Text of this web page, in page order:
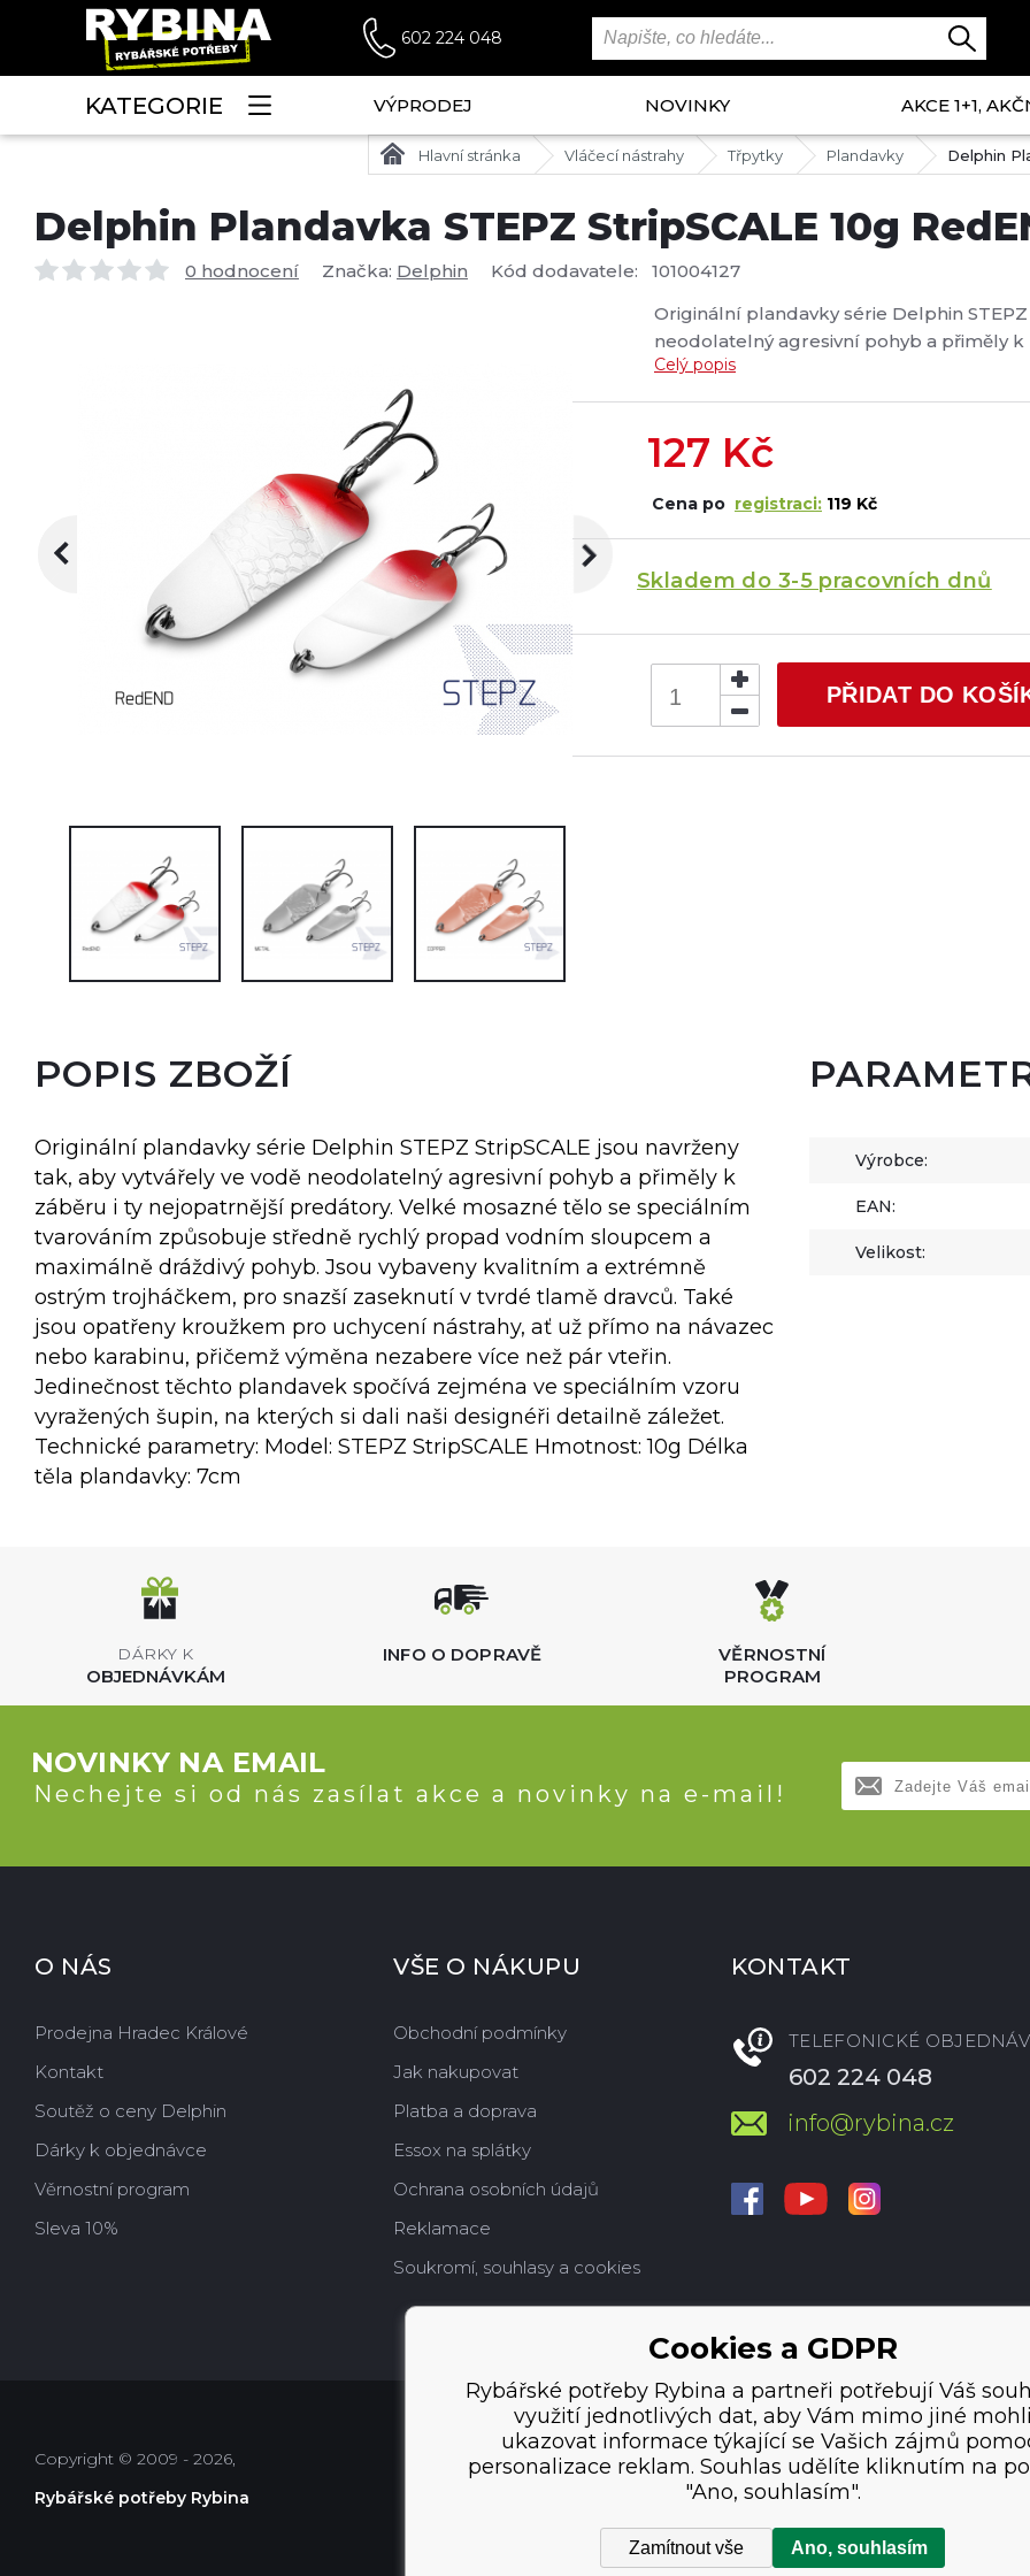
602 224 048
KATEGORIE VÝPRODEJ NOVINKY AKCE 1+1,
Hlavní stránka Vláčecí nástrahy Třpytky Plandavky Delphin
Delphin Plandavka STEPZ StripSCALE 10g
0 hodnocení Značka: Delphin Kód dodavatele: 101004127
Originální plandavky série Delphin
neodolatelný agresivní pohyb a přiměly
tělo se speciálním tvarováním
maximálně dráždivý pohyb. Jsou
Celý popis
127 Kč
Cena po registraci: 119 Kč
Skladem do 3-5 pracovních dnů
PŘIDAT DO
POPIS ZBOŽÍ
Originální plandavky série Delphin STEPZ StripSCALE jsou navrženy
tak, aby vytvářely ve vodě neodolatelný agresivní pohyb a přiměly k
záběru i ty nejopatrnější predátory. Velké mosazné tělo se speciálním
tvarováním způsobuje středně rychlý propad vodním sloupcem a
maximálně dráždivý pohyb. Jsou vybaveny kvalitním a extrémně
ostrým trojháčkem, pro snazší zaseknutí v tvrdé tlamě dravců. Také
jsou opatřeny kroužkem pro uchycení nástrahy, ať už přímo na návazec
nebo karabinu, přičemž výměna nezabere více než pár vteřin.
Jedinečnost těchto plandavek spočívá zejména ve speciálním vzoru
vyražených šupin, na kterých si dali naši designéři detailně záležet.
Technické parametry: Model: STEPZ StripSCALE Hmotnost: 10g Délka
těla plandavky: 7cm
Výrobce:
EAN:
Velikost:
DÁRKY K
OBJEDNÁVKÁM
INFO O DOPRAVĚ
VĚRNOSTNÍ
PROGRAM
NOVINKY NA EMAIL
Nechejte si od nás zasílat akce a novinky na e-mail!
O NÁS
Prodejna Hradec Králové
Kontakt
Soutěž o ceny Delphin
Dárky k objednávce
Věrnostní program
Sleva 10%
VŠE O NÁKUPU
Obchodní podmínky
Jak nakupovat
Platba a doprava
Essox na splátky
Ochrana osobních údajů
Reklamace
Soukromí, souhlasy a cookies
KONTAKT
TELEFONICKÉ
602 224 048
info@rybina.cz
Copyright © 2009 - 2026,
Rybářské potřeby Rybina
Cookies a GDPR
Rybářské potřeby Rybina a partneři potřebují Váš
využití jednotlivých dat, aby Vám mimo jiné
ukazovat informace týkající se Vašich zájmů
personalizace reklam. Souhlas udělíte kliknutím na
"Ano, souhlasím".
Zamítnout vše Ano, souhlasím